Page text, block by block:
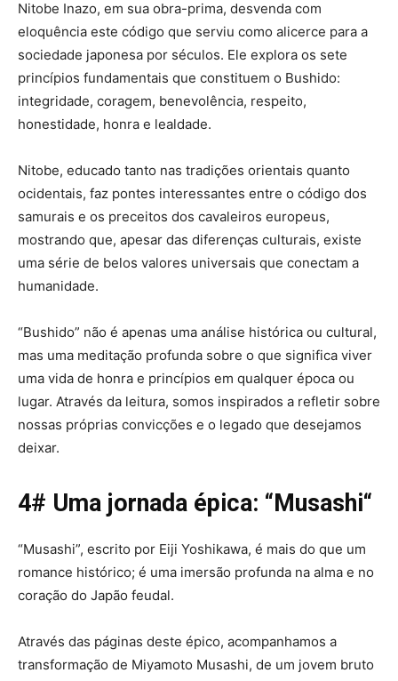
Nitobe Inazo, em sua obra-prima, desvenda com
eloquência este código que serviu como alicerce para a
sociedade japonesa por séculos. Ele explora os sete
princípios fundamentais que constituem o Bushido:
integridade, coragem, benevolência, respeito,
honestidade, honra e lealdade.
Nitobe, educado tanto nas tradições orientais quanto
ocidentais, faz pontes interessantes entre o código dos
samurais e os preceitos dos cavaleiros europeus,
mostrando que, apesar das diferenças culturais, existe
uma série de belos valores universais que conectam a
humanidade.
“Bushido” não é apenas uma análise histórica ou cultural,
mas uma meditação profunda sobre o que significa viver
uma vida de honra e princípios em qualquer época ou
lugar. Através da leitura, somos inspirados a refletir sobre
nossas próprias convicções e o legado que desejamos
deixar.
4# Uma jornada épica: “Musashi“
“Musashi”, escrito por Eiji Yoshikawa, é mais do que um
romance histórico; é uma imersão profunda na alma e no
coração do Japão feudal.
Através das páginas deste épico, acompanhamos a
transformação de Miyamoto Musashi, de um jovem bruto